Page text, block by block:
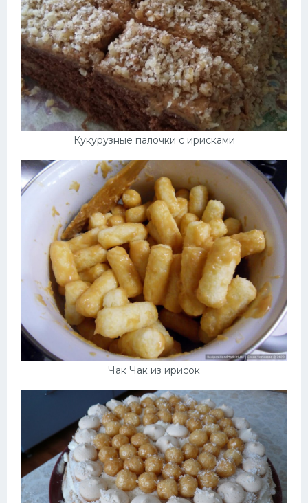
Кукурузные палочки с ирисками
Чак Чак из ирисок